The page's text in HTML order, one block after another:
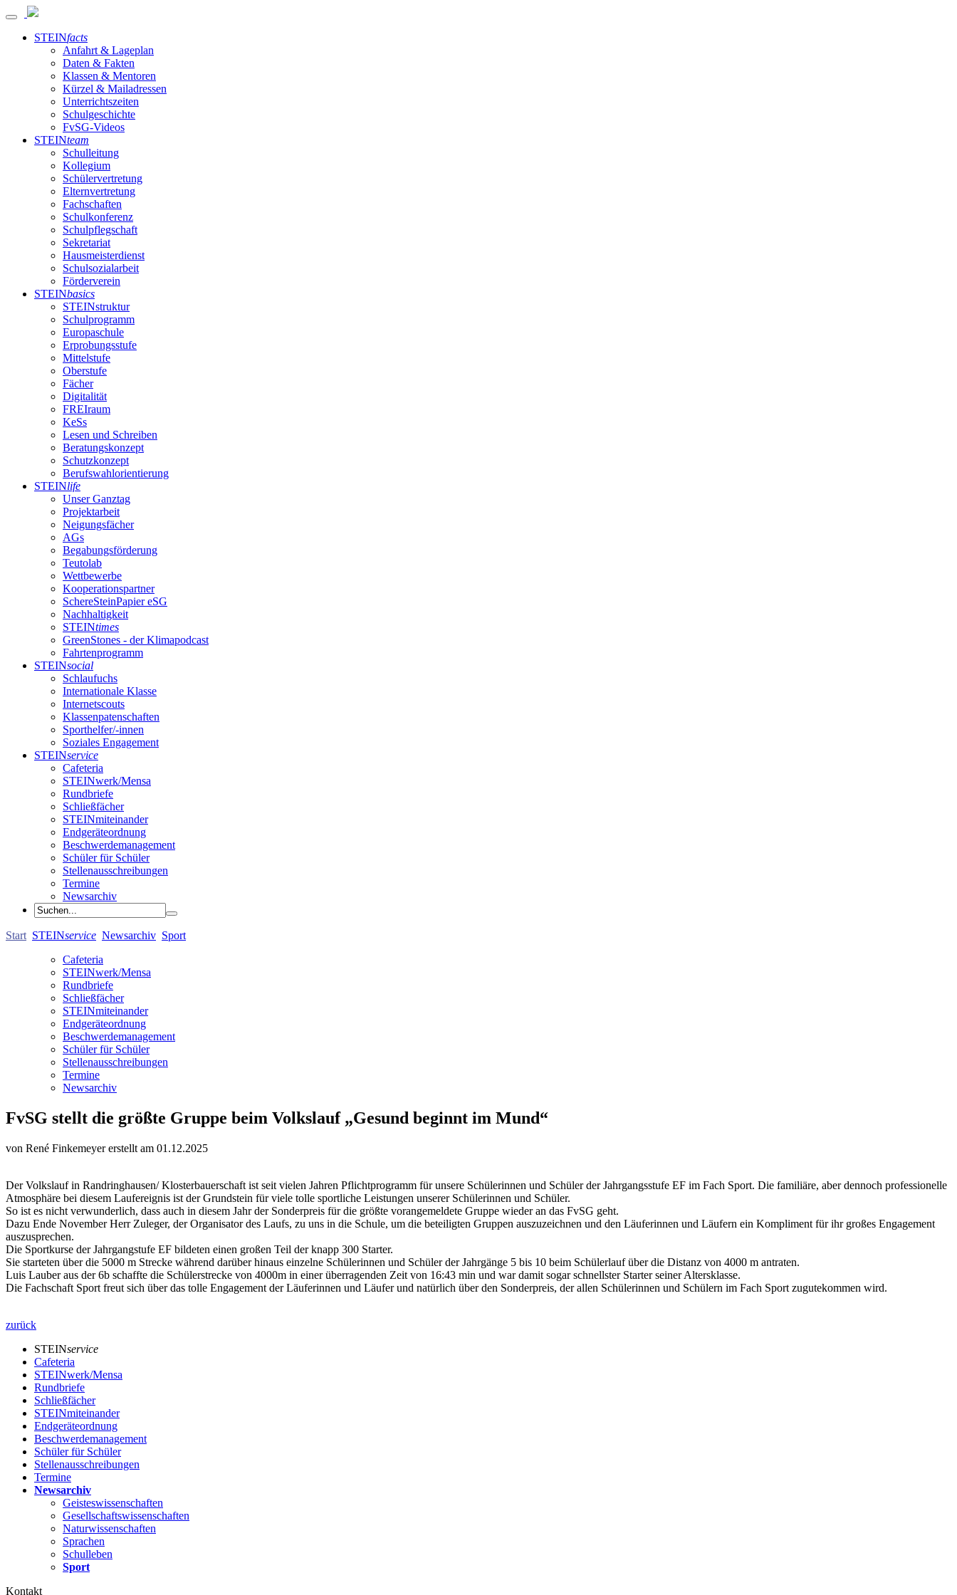
STEINfacts
Anfahrt & Lageplan
Daten & Fakten
Klassen & Mentoren
Kürzel & Mailadressen
Unterrichtszeiten
Schulgeschichte
FvSG-Videos
STEINteam
Schulleitung
Kollegium
Schülervertretung
Elternvertretung
Fachschaften
Schulkonferenz
Schulpflegschaft
Sekretariat
Hausmeisterdienst
Schulsozialarbeit
Förderverein
STEINbasics
STEINstruktur
Schulprogramm
Europaschule
Erprobungsstufe
Mittelstufe
Oberstufe
Fächer
Digitalität
FREIraum
KeSs
Lesen und Schreiben
Beratungskonzept
Schutzkonzept
Berufswahlorientierung
STEINlife
Unser Ganztag
Projektarbeit
Neigungsfächer
AGs
Begabungsförderung
Teutolab
Wettbewerbe
Kooperationspartner
SchereSteinPapier eSG
Nachhaltigkeit
STEINtimes
GreenStones - der Klimapodcast
Fahrtenprogramm
STEINsocial
Schlaufuchs
Internationale Klasse
Internetscouts
Klassenpatenschaften
Sporthelfer/-innen
Soziales Engagement
STEINservice
Cafeteria
STEINwerk/Mensa
Rundbriefe
Schließfächer
STEINmiteinander
Endgeräteordnung
Beschwerdemanagement
Schüler für Schüler
Stellenausschreibungen
Termine
Newsarchiv
Start STEINservice Newsarchiv Sport
Cafeteria
STEINwerk/Mensa
Rundbriefe
Schließfächer
STEINmiteinander
Endgeräteordnung
Beschwerdemanagement
Schüler für Schüler
Stellenausschreibungen
Termine
Newsarchiv
FvSG stellt die größte Gruppe beim Volkslauf „Gesund beginnt im Mund“
von René Finkemeyererstellt am 01.12.2025
Der Volkslauf in Randringhausen/ Klosterbauerschaft ist seit vielen Jahren Pflichtprogramm für unsere Schülerinnen und Schüler der Jahrgangsstufe EF im Fach Sport. Die familiäre, aber dennoch professionelle
Atmosphäre bei diesem Laufereignis ist der Grundstein für viele tolle sportliche Leistungen unserer Schülerinnen und Schüler.
So ist es nicht verwunderlich, dass auch in diesem Jahr der Sonderpreis für die größte vorangemeldete Gruppe wieder an das FvSG geht.
Dazu Ende November Herr Zuleger, der Organisator des Laufs, zu uns in die Schule, um die beteiligten Gruppen auszuzeichnen und den Läuferinnen und Läufern ein Kompliment für ihr großes Engagement
auszusprechen.
Die Sportkurse der Jahrgangstufe EF bildeten einen großen Teil der knapp 300 Starter.
Sie starteten über die 5000 m Strecke während darüber hinaus einzelne Schülerinnen und Schüler der Jahrgänge 5 bis 10 beim Schülerlauf über die Distanz von 4000 m antraten.
Luis Lauber aus der 6b schaffte die Schülerstrecke von 4000m in einer überragenden Zeit von 16:43 min und war damit sogar schnellster Starter seiner Altersklasse.
Die Fachschaft Sport freut sich über das tolle Engagement der Läuferinnen und Läufer und natürlich über den Sonderpreis, der allen Schülerinnen und Schülern im Fach Sport zugutekommen wird.
zurück
STEINservice
Cafeteria
STEINwerk/Mensa
Rundbriefe
Schließfächer
STEINmiteinander
Endgeräteordnung
Beschwerdemanagement
Schüler für Schüler
Stellenausschreibungen
Termine
Newsarchiv
Geisteswissenschaften
Gesellschaftswissenschaften
Naturwissenschaften
Sprachen
Schulleben
Sport
Kontakt